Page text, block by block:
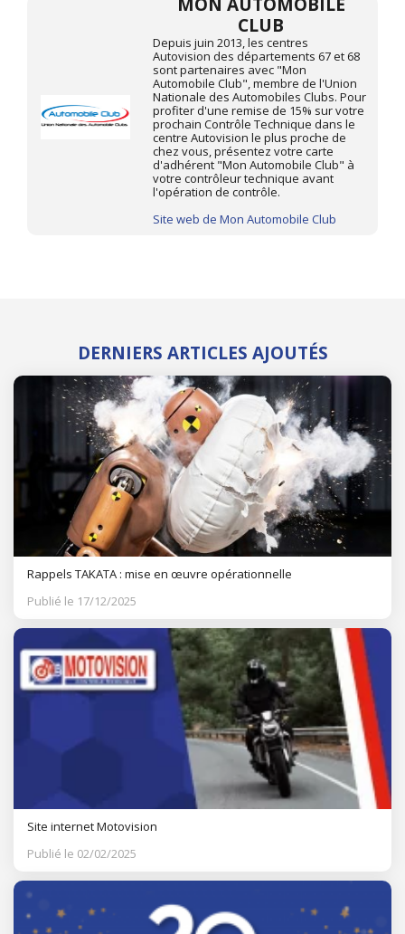
CLUB
Depuis juin 2013, les centres
Autovision des départements 67 et 68
sont partenaires avec "Mon
Automobile Club", membre de l'Union
Nationale des Automobiles Clubs. Pour
profiter d'une remise de 15% sur votre
prochain Contrôle Technique dans le
centre Autovision le plus proche de
chez vous, présentez votre carte
d'adhérent "Mon Automobile Club" à
votre contrôleur technique avant
l'opération de contrôle.
Site web de Mon Automobile Club
DERNIERS ARTICLES AJOUTÉS
Rappels TAKATA : mise en œuvre opérationnelle
Publié le 17/12/2025
Site internet Motovision
Publié le 02/02/2025